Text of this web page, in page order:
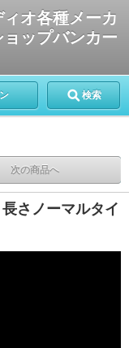
オ各種メーカ
ップバンカー
検索
次の商品へ
さノーマルタイ